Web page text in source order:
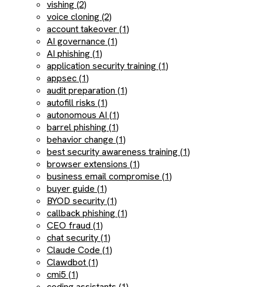
vishing (2)
voice cloning (2)
account takeover (1)
AI governance (1)
AI phishing (1)
application security training (1)
appsec (1)
audit preparation (1)
autofill risks (1)
autonomous AI (1)
barrel phishing (1)
behavior change (1)
best security awareness training (1)
browser extensions (1)
business email compromise (1)
buyer guide (1)
BYOD security (1)
callback phishing (1)
CEO fraud (1)
chat security (1)
Claude Code (1)
Clawdbot (1)
cmi5 (1)